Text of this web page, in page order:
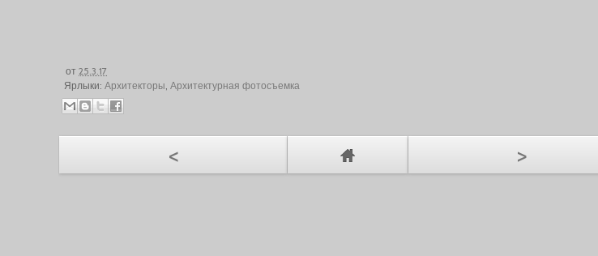
от 25.3.17
Ярлыки: Архитекторы, Архитектурная фотосъемка
< >